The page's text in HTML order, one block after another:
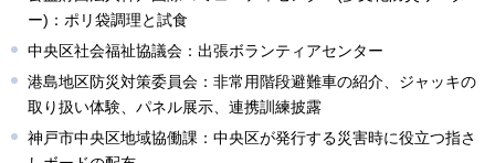
ー)：ポリ袋調理と試食
中央区社会福祉協議会：出張ボランティアセンター
港島地区防災対策委員会：非常用階段避難車の紹介、ジャッキの
取り扱い体験、パネル展示、連携訓練披露
神戸市中央区地域協働課：中央区が発行する災害時に役立つ指さ